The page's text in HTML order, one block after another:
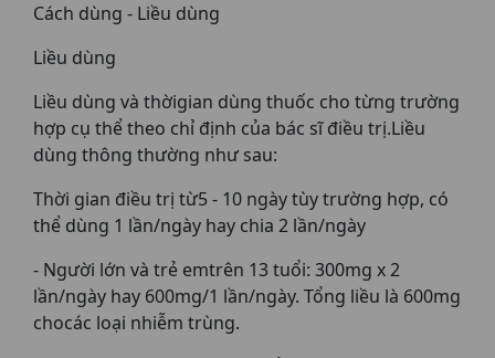
Cách dùng - Liều dùng
Liều dùng
Liều dùng và thờigian dùng thuốc cho từng trường
hợp cụ thể theo chỉ định của bác sĩ điều trị.Liều
dùng thông thường như sau:
Thời gian điều trị từ5 - 10 ngày tùy trường hợp, có
thể dùng 1 lần/ngày hay chia 2 lần/ngày
- Người lớn và trẻ emtrên 13 tuổi: 300mg x 2
lần/ngày hay 600mg/1 lần/ngày. Tổng liều là 600mg
chocác loại nhiễm trùng.